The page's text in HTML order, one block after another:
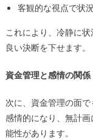
客観的な視点で状
これにより、冷静に
良い決断を下せます。
資金管理と感情の関係
次に、資金管理の面
感情的になり、無計
能性があります。